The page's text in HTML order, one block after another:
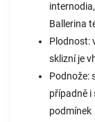
Ballerina
Plodnost:
sklizní je
Podnože:
případně i
podmínek